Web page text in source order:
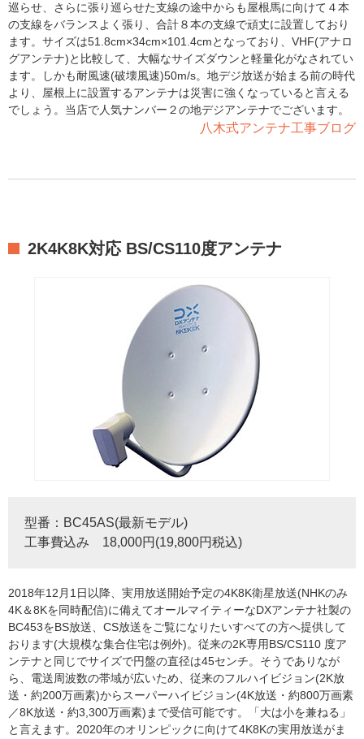
巡らせ、さらに張り巡らせた支線の途中からも屋根馬に向けて４本
の支線をバランスよく張り、合計８本の支線で頑丈に設置しており
ます。サイズは51.8cm×34cm×101.4cmとなっており、VHF(アナロ
グアンテナ)と比較して、大幅なサイズダウンと軽量化がなされてい
ます。しかも耐風速(破壊風速)50m/s。地デジ放送が始まる前の時代
より、屋根上に設置するアンテナは災害に強くなっていると言える
でしょう。当店で人気ナンバー２の地デジアンテナでございます。
八木式アンテナ工事ブログ
2K4K8K対応 BS/CS110度アンテナ
型番：BC45AS(最新モデル)
工事費込み 18,000円(19,800円税込)
2018年12月1日以降、実用放送開始予定の4K8K衛星放送(NHKのみ
4K＆8Kを同時配信)に備えてオールマイティーなDXアンテナ社製の
BC453をBS放送、CS放送をご覧になりたいすべての方へ提供して
おります(大規模な集合住宅は例外)。従来の2K専用BS/CS110 度ア
ンテナと同じでサイズで円盤の直径は45センチ。そうでありなが
ら、電送周波数の帯域が広いため、従来のフルハイビジョン(2K放
送・約200万画素)からスーパーハイビジョン(4K放送・約800万画素
／8K放送・約3,300万画素)まで受信可能です。「大は小を兼ねる」
と言えます。2020年のオリンピックに向けて4K8Kの実用放送がま